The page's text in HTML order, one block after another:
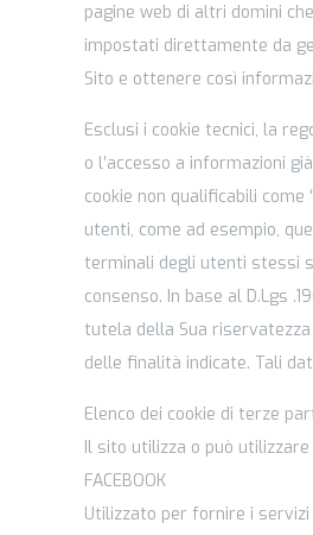
pagine web di altri domini
impostati direttamente da
Sito e ottenere così
Esclusi i cookie tecnici, la
o l’accesso a informazioni
cookie non qualificabili
utenti, come ad esempio,
terminali degli utenti stessi
consenso. In base al D.Lgs
tutela della Sua
delle finalità indicate. Tali
Elenco dei cookie di terze
Il sito utilizza o può
FACEBOOK
Utilizzato per fornire i servizi